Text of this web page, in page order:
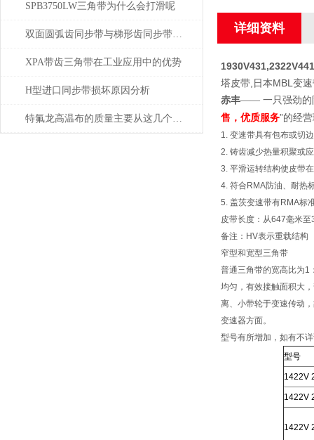
SPB3750LW三角带为什么会打滑呢
双面圆弧齿同步带与梯形齿同步带的比较分析
XPA带齿三角带在工业应用中的优势
H型进口同步带损坏原因分析
特氟龙高温布的质量主要从这几个方面来判断
详细资料
塔皮带,日本MBL变
赤丰—— 一只强劲的
售，优质服务”的经
1. 变速带具有包布或切
2. 铸齿减少热量积聚或
3. 平滑运转结构使皮带
4. 符合RMA防油、耐热
5. 盖茨变速带有RMA标
皮带长度：从647毫米
备注：HV表示重载结构
窄型和宽型三角带
普通三角带的宽高比为1
均匀，有效接触面积大
离、小带轮于变速传动
变速器方面。
型号有所增加，如有不
型号
1422V
1422V
1422V